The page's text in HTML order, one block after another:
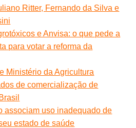
Ritter, Fernando da Silva e
e Anvisa: o que pede a
para votar a reforma da
Ministério da Agricultura
de comercialização de
associam uso inadequado de
estado de saúde